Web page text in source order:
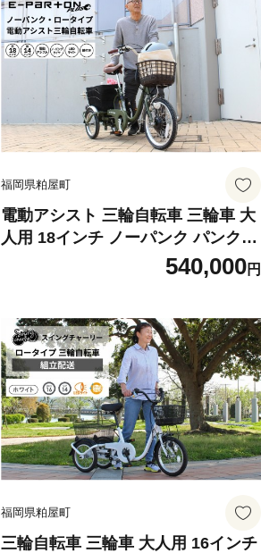
福岡県 粕屋町 CC004
福岡県粕屋町
電動アシスト 三輪自転車 三輪車 大
人用 18インチ ノーパンク パンクレ
ス パンクしない シニア 高齢者 カゴ
レゼント 人気 安心 安全 ミムゴ イ
ーパートンプラス BEPN18PN 福岡
県 粕屋町 CC007
540,000円
福岡県粕屋町
三輪自転車 三輪車 大人用 16インチ